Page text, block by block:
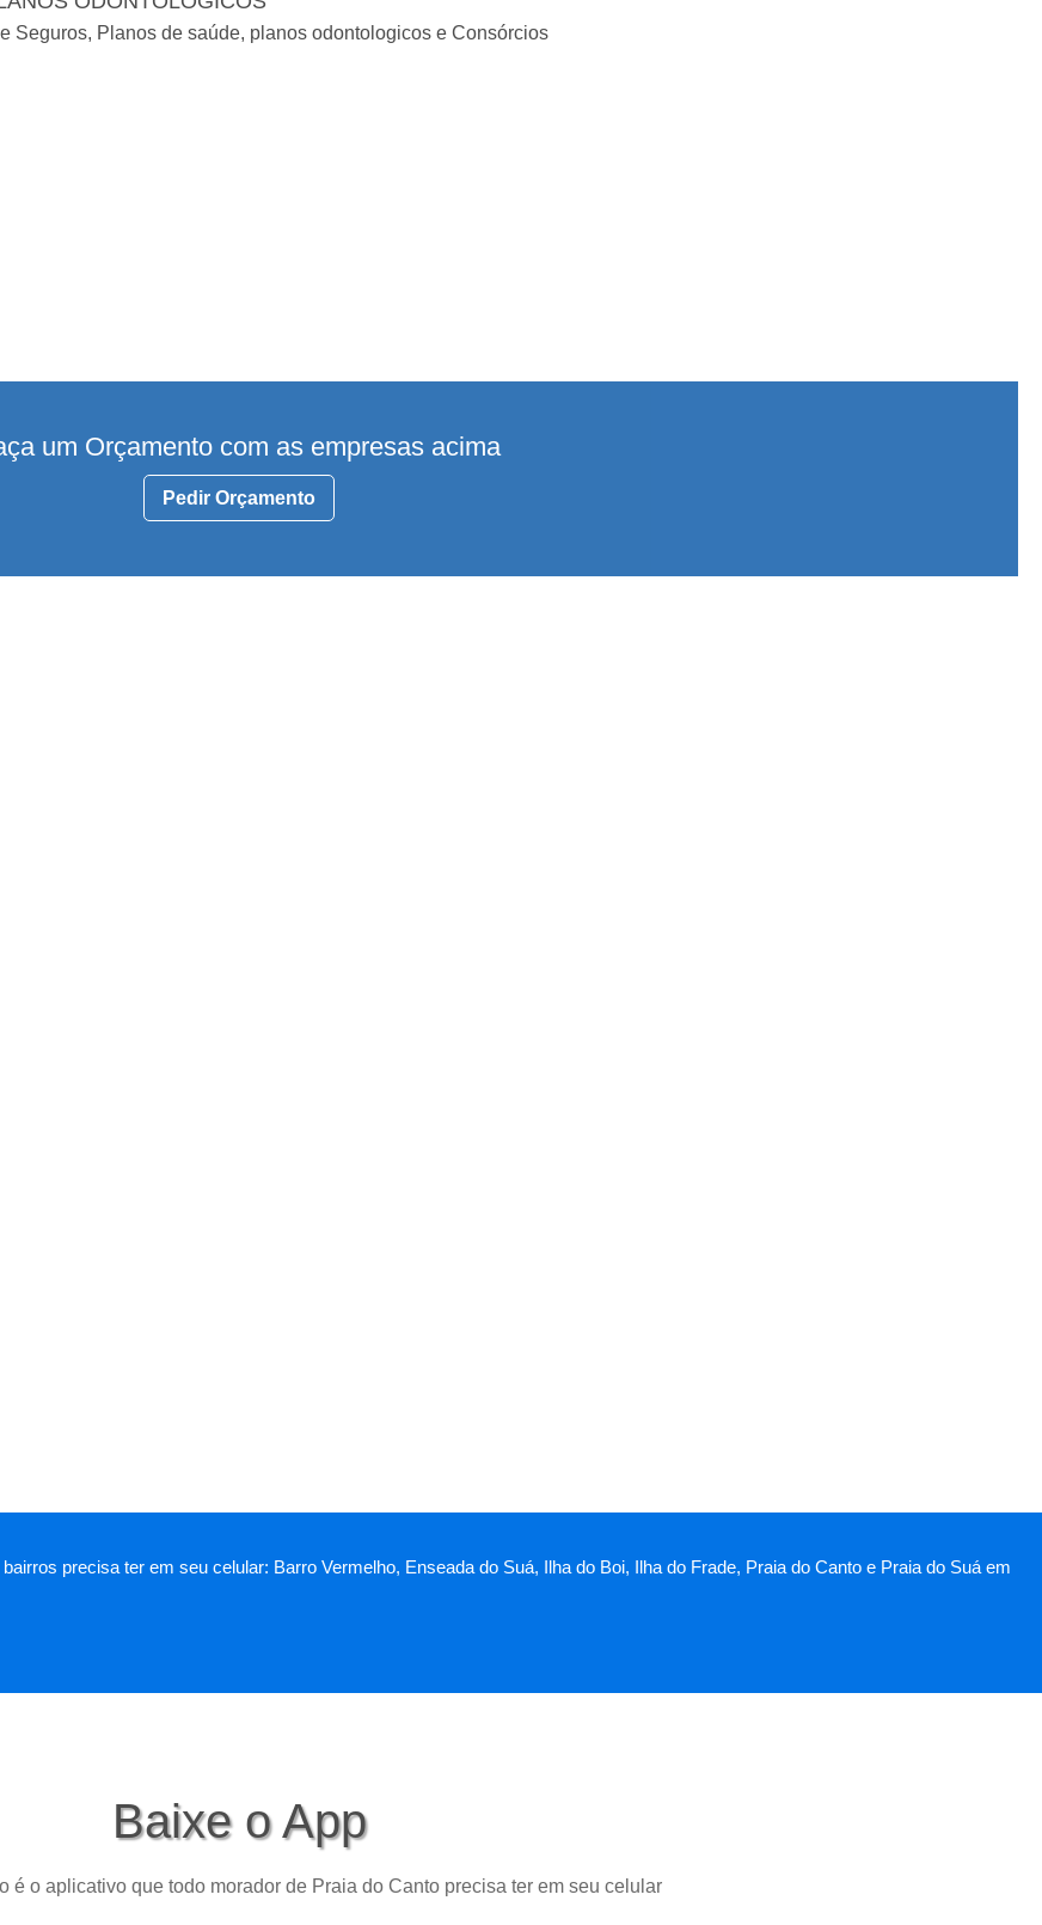
Seguros, Planos de saúde, planos odontologicos e Consórcios
um Orçamento com as empresas acima
Pedir Orçamento
precisa ter em seu celular: Barro Vermelho, Enseada do Suá, Ilha do Boi, Ilha do Frade, Praia do Canto e Praia do Suá em
Baixe o App
é o aplicativo que todo morador de Praia do Canto precisa ter em seu celular